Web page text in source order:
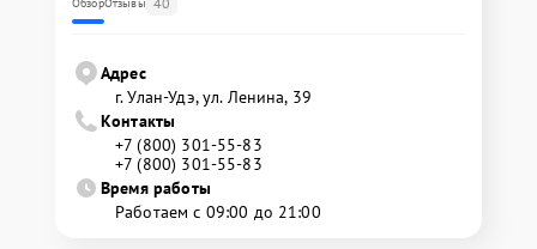
Адрес
г. Улан-Удэ, ул. Ленина, 39
Контакты
+7 (800) 301-55-83
+7 (800) 301-55-83
Время работы
Работаем с 09:00 до 21:00